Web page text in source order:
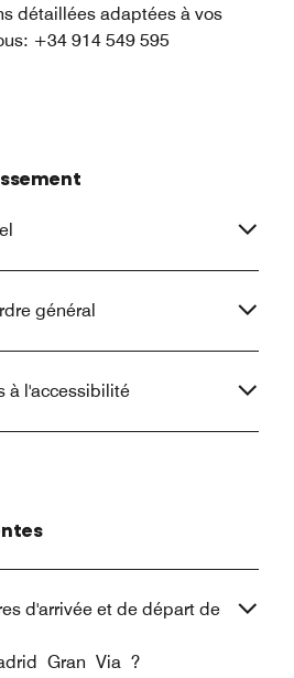
détaillées adaptées à vos
+34 914 549 595
général
à l'accessibilité
d'arrivée et de départ de
Gran Via ?